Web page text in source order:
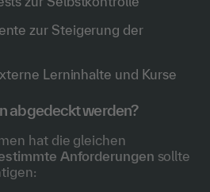
zur Steigerung der
Lerninhalte und Kurse
abgedeckt werden?
hat die gleichen
Anforderungen sollte